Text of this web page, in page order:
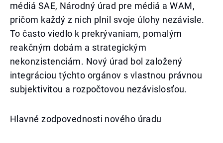
médiá SAE, Národný úrad pre médiá a WAM,
pričom každý z nich plnil svoje úlohy nezávisle.
To často viedlo k prekrývaniam, pomalým
reakčným dobám a strategickým
nekonzistenciám. Nový úrad bol založený
integráciou týchto orgánov s vlastnou právnou
subjektivitou a rozpočtovou nezávislosťou.
Hlavné zodpovednosti nového úradu